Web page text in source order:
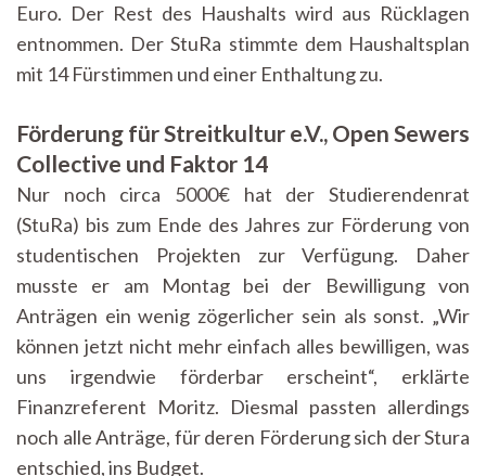
Euro. Der Rest des Haushalts wird aus Rücklagen
entnommen. Der StuRa stimmte dem Haushaltsplan
mit 14 Fürstimmen und einer Enthaltung zu.
Förderung für Streitkultur e.V., Open Sewers
Collective und Faktor 14
Nur noch circa 5000€ hat der Studierendenrat
(StuRa) bis zum Ende des Jahres zur Förderung von
studentischen Projekten zur Verfügung. Daher
musste er am Montag bei der Bewilligung von
Anträgen ein wenig zögerlicher sein als sonst. „Wir
können jetzt nicht mehr einfach alles bewilligen, was
uns irgendwie förderbar erscheint“, erklärte
Finanzreferent Moritz. Diesmal passten allerdings
noch alle Anträge, für deren Förderung sich der Stura
entschied, ins Budget.